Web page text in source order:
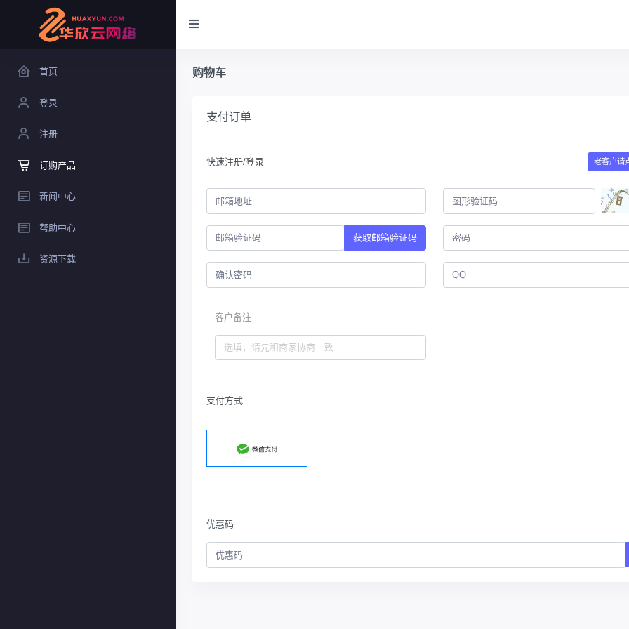
首页
登录
注册
订购产品
新闻中心
帮助中心
资源下载
购物车
支付订单
快速注册/登录 老客户请
获取邮箱验证码
客户备注
支付方式
优惠码